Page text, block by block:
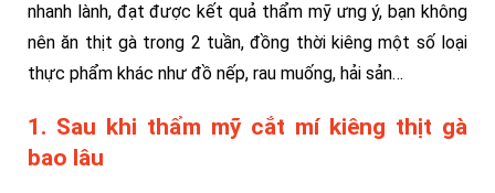
nhanh lành, đạt được kết quả thẩm mỹ ưng ý, bạn không
nên ăn thịt gà trong 2 tuần, đồng thời kiêng một số loại
thực phẩm khác như đồ nếp, rau muống, hải sản…
1. Sau khi thẩm mỹ cắt mí kiêng thịt gà
bao lâu